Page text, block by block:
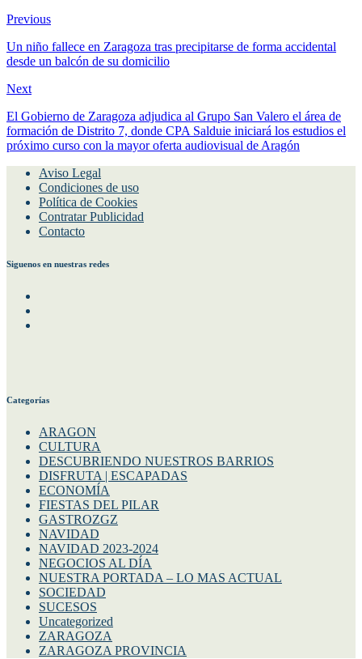
Previous
Un niño fallece en Zaragoza tras precipitarse de forma accidental
desde un balcón de su domicilio
Next
El Gobierno de Zaragoza adjudica al Grupo San Valero el área de
formación de Distrito 7, donde CPA Salduie iniciará los estudios el
próximo curso con la mayor oferta audiovisual de Aragón
Aviso Legal
Condiciones de uso
Política de Cookies
Contratar Publicidad
Contacto
Siguenos en nuestras redes
Categorías
ARAGON
CULTURA
DESCUBRIENDO NUESTROS BARRIOS
DISFRUTA | ESCAPADAS
ECONOMÍA
FIESTAS DEL PILAR
GASTROZGZ
NAVIDAD
NAVIDAD 2023-2024
NEGOCIOS AL DÍA
NUESTRA PORTADA – LO MAS ACTUAL
SOCIEDAD
SUCESOS
Uncategorized
ZARAGOZA
ZARAGOZA PROVINCIA